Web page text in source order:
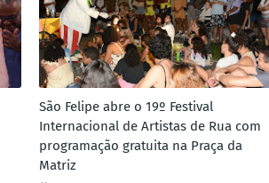
São Felipe abre o 19º Festival
Internacional de Artistas de Rua com
programação gratuita na Praça da
Matriz